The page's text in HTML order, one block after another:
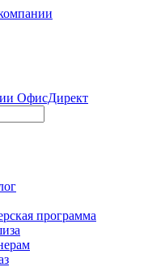
программа